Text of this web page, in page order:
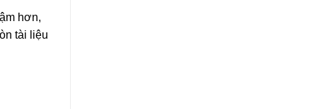
hơn,
tài liệu